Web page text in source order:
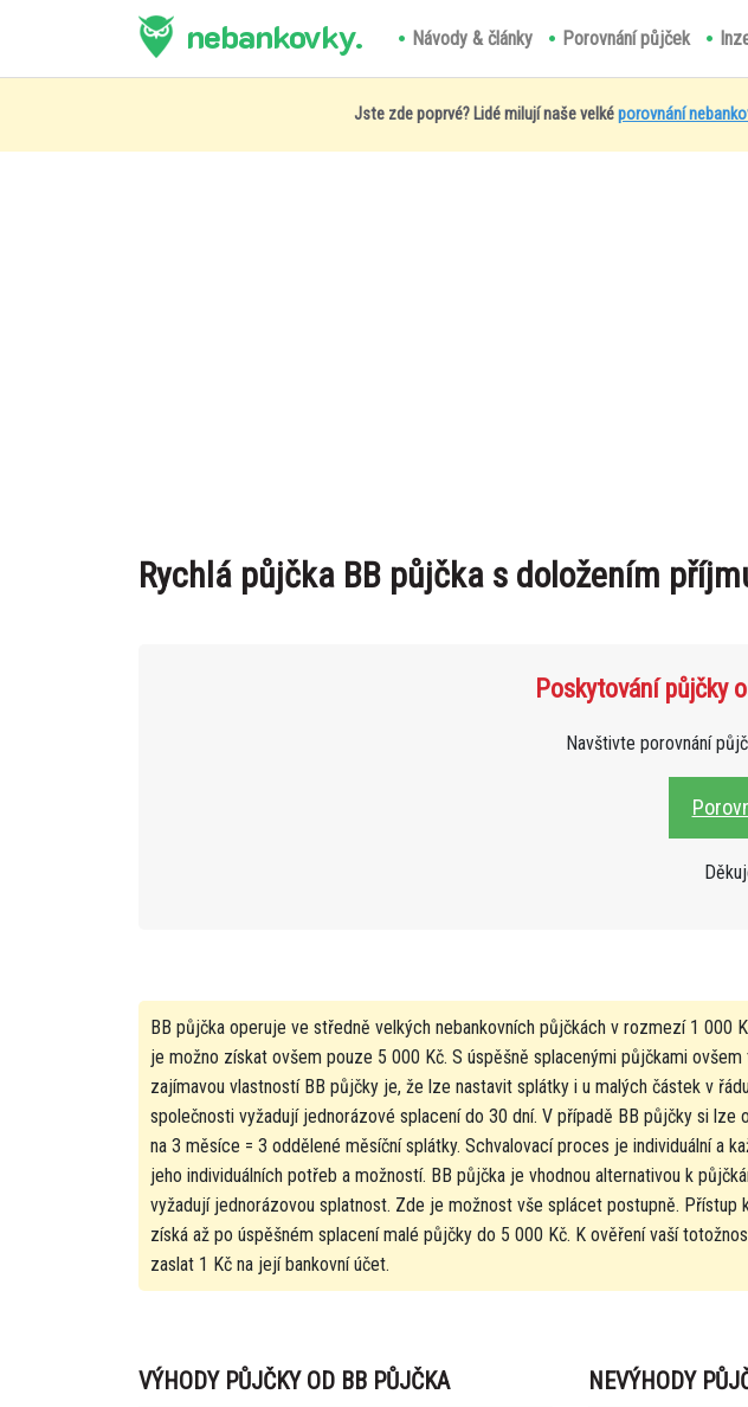
nebankovky. Návody & články Porovnání půjček
Jste zde poprvé? Lidé milují naše velképorovnání
Rychlá půjčka BB půjčka s doložením
Poskytování půjčky
Navštivte porovnání
BB půjčka operuje ve středně velkých nebankovních půjčkách v rozmezí 1 000
je možno získat ovšem pouze 5 000 Kč. S úspěšně splacenými půjčkami
zajímavou vlastností BB půjčky je, že lze nastavit splátky i u malých částek v
společnosti vyžadují jednorázové splacení do 30 dní. V případě BB půjčky si lze
na 3 měsíce = 3 oddělené měsíční splátky. Schvalovací proces je individuální a
jeho individuálních potřeb a možností. BB půjčka je vhodnou alternativou k
vyžadují jednorázovou splatnost. Zde je možnost vše splácet postupně. Přístup
získá až po úspěšném splacení malé půjčky do 5 000 Kč. K ověření vaší
zaslat 1 Kč na její bankovní účet.
VÝHODY PŮJČKY OD BB PŮJČKA NEVÝHODY